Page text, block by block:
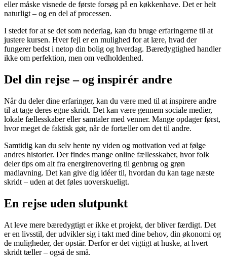
eller måske visnede de første forsøg på en køkkenhave. Det er helt
naturligt – og en del af processen.
I stedet for at se det som nederlag, kan du bruge erfaringerne til at
justere kursen. Hver fejl er en mulighed for at lære, hvad der
fungerer bedst i netop din bolig og hverdag. Bæredygtighed handler
ikke om perfektion, men om vedholdenhed.
Del din rejse – og inspirér andre
Når du deler dine erfaringer, kan du være med til at inspirere andre
til at tage deres egne skridt. Det kan være gennem sociale medier,
lokale fællesskaber eller samtaler med venner. Mange opdager først,
hvor meget de faktisk gør, når de fortæller om det til andre.
Samtidig kan du selv hente ny viden og motivation ved at følge
andres historier. Der findes mange online fællesskaber, hvor folk
deler tips om alt fra energirenovering til genbrug og grøn
madlavning. Det kan give dig idéer til, hvordan du kan tage næste
skridt – uden at det føles uoverskueligt.
En rejse uden slutpunkt
At leve mere bæredygtigt er ikke et projekt, der bliver færdigt. Det
er en livsstil, der udvikler sig i takt med dine behov, din økonomi og
de muligheder, der opstår. Derfor er det vigtigt at huske, at hvert
skridt tæller – også de små.